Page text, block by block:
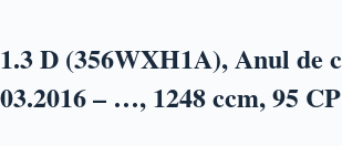
1.3 D (356WXH1A), Anul de
03.2016 – …, 1248 ccm, 95 CP